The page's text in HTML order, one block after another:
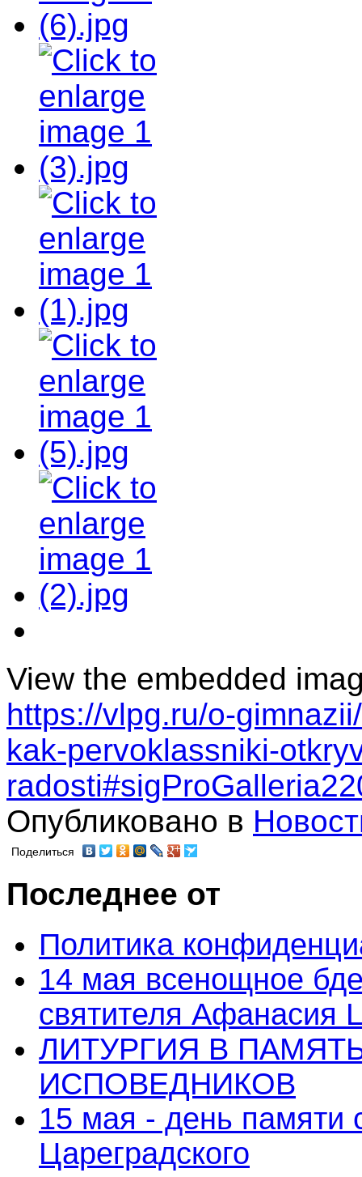
View the embedded
https://vlpg.ru/o-
kak-pervoklassniki-
Опубликовано в
Поделиться
Последнее от
Политика
14 мая всенощное
святителя Афанасия
ЛИТУРГИЯ В
ИСПОВЕДНИКОВ
15 мая - день памяти
Цареградского